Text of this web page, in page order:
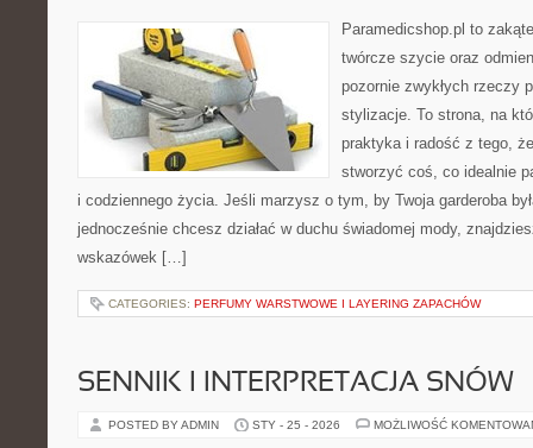
Paramedicshop.pl to
twórcze szycie oraz
pozornie zwykłych rzeczy
stylizacje. To strona, na
praktyka i radość z tego,
stworzyć coś, co idealnie
i codziennego życia. Jeśli marzysz o tym, by Twoja garderoba
jednocześnie chcesz działać w duchu świadomej mody,
wskazówek […]
CATEGORIES: PERFUMY WARSTWOWE I LAYERING ZAPACHÓW
SENNIK I INTERPRETACJA SNÓW
POSTED BY ADMIN STY - 25 - 2026 MOŻLIWOŚĆ